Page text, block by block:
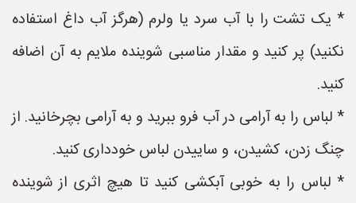
* یک تشت را با آب سرد یا ولرم (هرگز آب داغ استفاده
نکنید) پر کنید و مقدار مناسبی شوینده ملایم به آن اضافه
کنید.
* لباس را به آرامی در آب فرو ببرید و به آرامی بچرخانید. از
چنگ زدن، کشیدن، و ساییدن لباس خودداری کنید.
* لباس را به خوبی آبکشی کنید تا هیچ اثری از شوینده